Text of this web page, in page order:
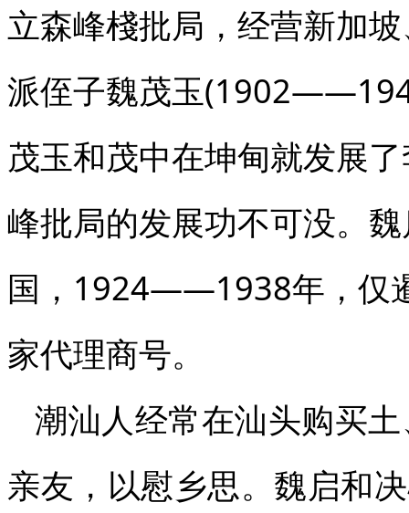
立森峰棧批局，经营新加
派侄子魏茂玉
茂玉和茂中在坤甸就发展
峰批局的发展功不可没。
国，1924——1938年，仅
家代理商号。
潮汕人经常在汕头购买
亲友，以慰乡思。魏启和